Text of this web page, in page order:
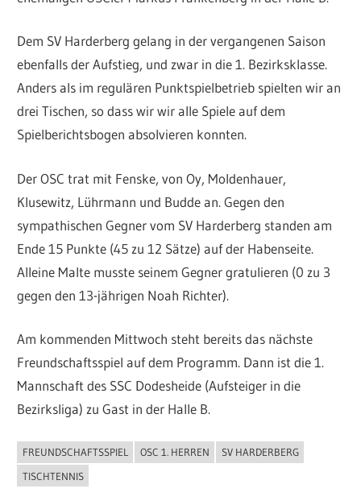
Dem SV Harderberg gelang in der vergangenen Saison
ebenfalls der Aufstieg, und zwar in die 1. Bezirksklasse.
Anders als im regulären Punktspielbetrieb spielten wir an
drei Tischen, so dass wir wir alle Spiele auf dem
Spielberichtsbogen absolvieren konnten.
Der OSC trat mit Fenske, von Oy, Moldenhauer,
Klusewitz, Lührmann und Budde an. Gegen den
sympathischen Gegner vom SV Harderberg standen am
Ende 15 Punkte (45 zu 12 Sätze) auf der Habenseite.
Alleine Malte musste seinem Gegner gratulieren (0 zu 3
gegen den 13-jährigen Noah Richter).
Am kommenden Mittwoch steht bereits das nächste
Freundschaftsspiel auf dem Programm. Dann ist die 1.
Mannschaft des SSC Dodesheide (Aufsteiger in die
Bezirksliga) zu Gast in der Halle B.
ALLGEMEIN
FREUNDSCHAFTSSPIEL OSC 1. HERREN
SV HARDERBERG
TISCHTENNIS